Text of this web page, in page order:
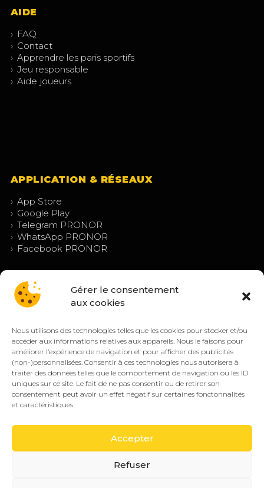
Gérer le consentement
aux cookies
Nous utilisons des technologies telles que les cookies pour stocker et/ou
accéder aux informations relatives aux appareils. Nous le faisons pour
améliorer l’expérience de navigation et pour afficher des publicités
(non-)personnalisées. Consentir à ces technologies nous autorisera à
traiter des données telles que le comportement de navigation ou les ID
uniques sur ce site. Le fait de ne pas consentir ou de retirer son
consentement peut avoir un effet négatif sur certaines fonctonnalités
et caractéristiques.
Accepter
Refuser
AIDE
› FAQ
› Contact
› Apprendre les paris sportifs
› Jeu responsable
› Aide joueurs
APPLICATION & RÉSEAUX
› App Store
› Google Play
› Telegram PRONOR
› WhatsApp PRONOR
› Facebook PRONOR
© PRONOR 2019 – 2026 — Tous droits réservés.
Mentions légales
Confidentialité CGV/CGU Cookies (EU)
🔒 Paiement sécurisé VISA CB SEPA
Jeu responsable :PRONOR encourage une
pratique responsable des paris sportifs. Les jeux